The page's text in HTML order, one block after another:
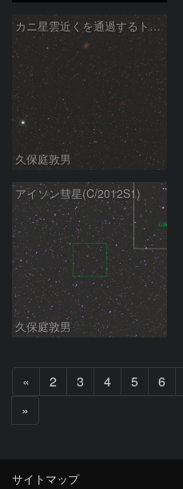
カニ星雲近くを通過するトータチス
久保庭敦男
アイソン彗星(C/2012S1)
久保庭敦男
«
へ
2 3 4 5 6
»
へ
サイトマップ